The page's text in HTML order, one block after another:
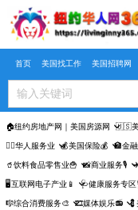
Skip to main content
首页 美国找工作 美国招聘网
🏠纽约房地产网｜美国房源网 🇺🇸美
🤵‍♀️华人服务业 💰美国保险💰 🏦金
🥤饮料食品零售业🍟 📸商业服务🎙️
🖥️互联网电子产业📱 🩺健康服务专区
🎼综合消费服务🎨 🎞️媒体娱乐📻 💈